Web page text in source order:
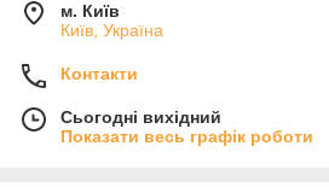
м. Київ
Київ, Україна
Контакти
Сьогодні вихідний
Показати весь графік роботи